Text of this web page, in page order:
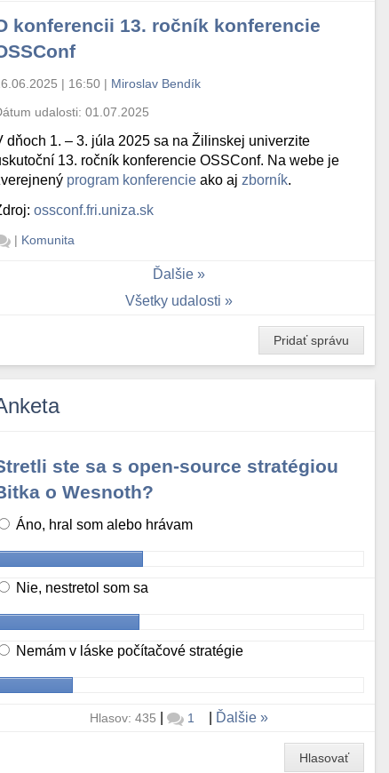
konferencii 13. ročník konferencie
| 16:50 | Miroslav Bendík
udalosti:01.07.2025
dňoch 1. – 3. júla 2025 sa na Žilinskej univerzite
13. ročník konferencie OSSConf. Na webe je
program konferencie ako aj zborník.
ossconf.fri.uniza.sk
| Komunita
Ďalšie
Všetky udalosti
Pridať správu
ste sa s open-source stratégiou
o Wesnoth?
Áno, hral som alebo hrávam
Nie, nestretol som sa
Nemám v láske počítačové stratégie
Hlasov: 435 | 1 Ďalšie
Hlasovať